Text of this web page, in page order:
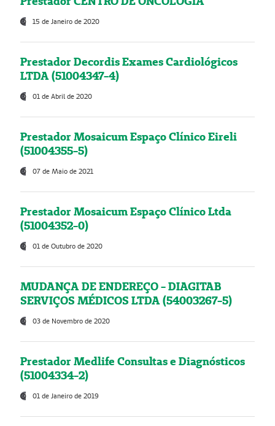
15 de Janeiro de 2020
Prestador Decordis Exames Cardiológicos
LTDA (51004347-4)
01 de Abril de 2020
Prestador Mosaicum Espaço Clínico Eireli
(51004355-5)
07 de Maio de 2021
Prestador Mosaicum Espaço Clínico Ltda
(51004352-0)
01 de Outubro de 2020
MUDANÇA DE ENDEREÇO - DIAGITAB
SERVIÇOS MÉDICOS LTDA (54003267-5)
03 de Novembro de 2020
Prestador Medlife Consultas e Diagnósticos
(51004334-2)
01 de Janeiro de 2019